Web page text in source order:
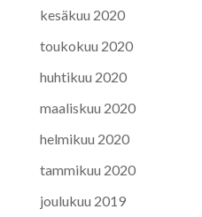
kesäkuu 2020
toukokuu 2020
huhtikuu 2020
maaliskuu 2020
helmikuu 2020
tammikuu 2020
joulukuu 2019